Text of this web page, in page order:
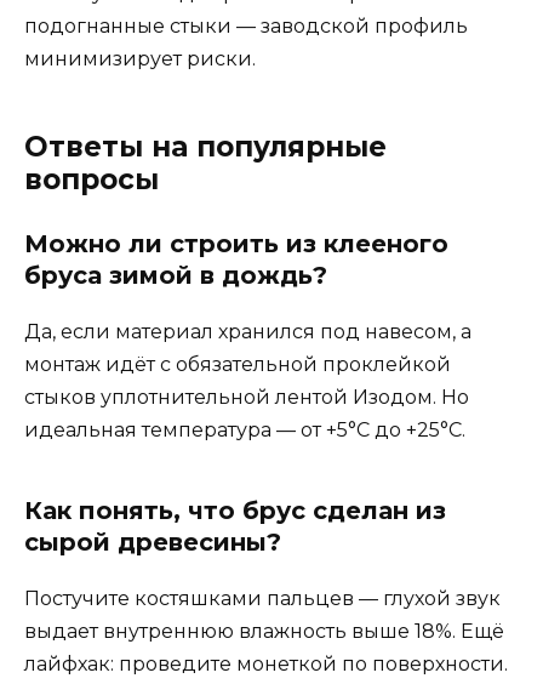
подогнанные стыки — заводской профиль
минимизирует риски.
Ответы на популярные
вопросы
Можно ли строить из клееного
бруса зимой в дождь?
Да, если материал хранился под навесом, а
монтаж идёт с обязательной проклейкой
стыков уплотнительной лентой Изодом. Но
идеальная температура — от +5°C до +25°C.
Как понять, что брус сделан из
сырой древесины?
Постучите костяшками пальцев — глухой звук
выдает внутреннюю влажность выше 18%. Ещё
лайфхак: проведите монеткой по поверхности.